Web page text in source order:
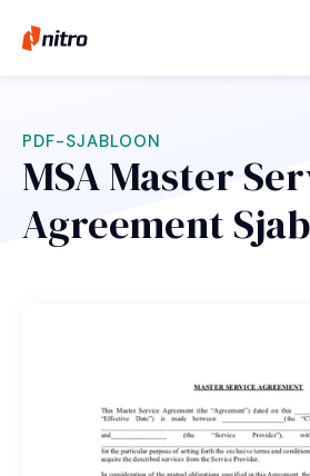
PDF-SJABLOON
MSA Master
Agreement